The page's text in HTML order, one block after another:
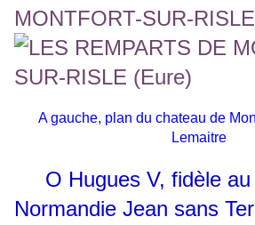
A gauche, plan du chateau de
Lemaitre
O Hugues V, fidèle
Normandie Jean sans